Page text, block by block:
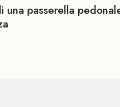
una passerella